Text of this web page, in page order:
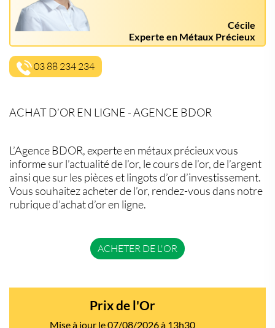
Cécile
Experte en Métaux Précieux
03 88 234 234
ACHAT D’OR EN LIGNE - AGENCE BDOR
L’Agence BDOR, experte en métaux précieux vous
informe sur l’actualité de l’or, le cours de l’or, de l’argent
ainsi que sur les pièces et lingots d’or d’investissement.
Vous souhaitez acheter de l’or, rendez-vous dans notre
rubrique d’achat d’or en ligne.
ACHETER DE L'OR
Prix de l'Or
Mise à jour le 07/08/2026 à 13h30